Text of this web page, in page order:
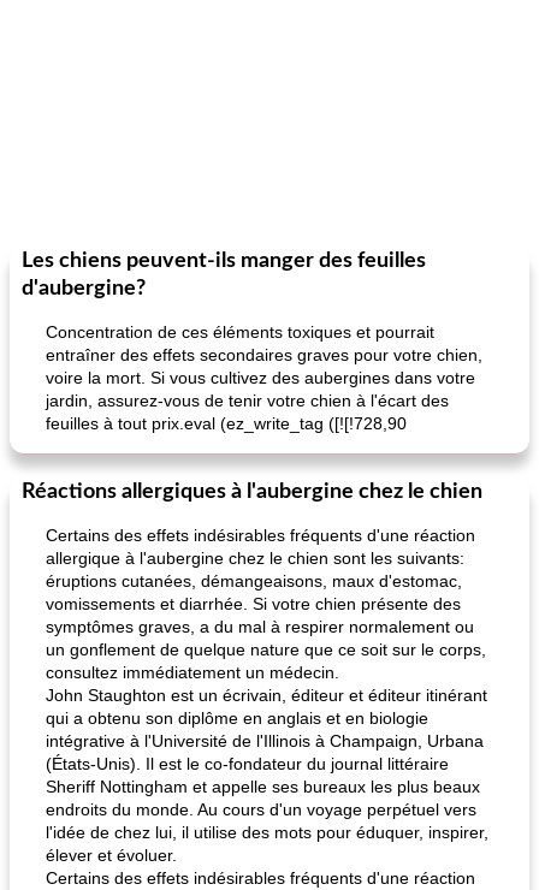
Les chiens peuvent-ils manger des feuilles
d'aubergine?
Concentration de ces éléments toxiques et pourrait
entraîner des effets secondaires graves pour votre chien,
voire la mort. Si vous cultivez des aubergines dans votre
jardin, assurez-vous de tenir votre chien à l'écart des
feuilles à tout prix.eval (ez_write_tag ([![!728,90
Réactions allergiques à l'aubergine chez le chien
Certains des effets indésirables fréquents d'une réaction
allergique à l'aubergine chez le chien sont les suivants:
éruptions cutanées, démangeaisons, maux d'estomac,
vomissements et diarrhée. Si votre chien présente des
symptômes graves, a du mal à respirer normalement ou
un gonflement de quelque nature que ce soit sur le corps,
consultez immédiatement un médecin.
John Staughton est un écrivain, éditeur et éditeur itinérant
qui a obtenu son diplôme en anglais et en biologie
intégrative à l'Université de l'Illinois à Champaign, Urbana
(États-Unis). Il est le co-fondateur du journal littéraire
Sheriff Nottingham et appelle ses bureaux les plus beaux
endroits du monde. Au cours d'un voyage perpétuel vers
l'idée de chez lui, il utilise des mots pour éduquer, inspirer,
élever et évoluer.
Certains des effets indésirables fréquents d'une réaction